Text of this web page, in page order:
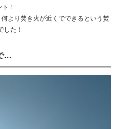
！
より焚き火が近くでできるという焚
した！
…